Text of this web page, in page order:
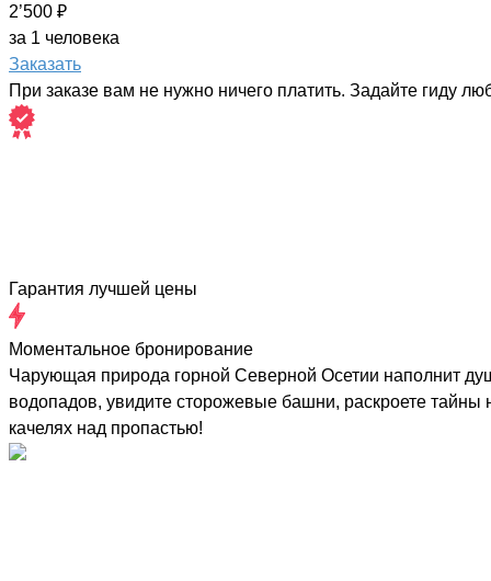
2’500 ₽
за 1 человека
Заказать
При заказе вам не нужно ничего платить. Задайте гиду
Гарантия лучшей цены
Моментальное бронирование
Чарующая природа горной Северной Осетии наполнит
водопадов, увидите сторожевые башни, раскроете тайны
качелях над пропастью!